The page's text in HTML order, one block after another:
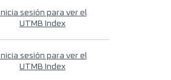
Inicia sesión para ver el
UTMB Index
Inicia sesión para ver el
UTMB Index